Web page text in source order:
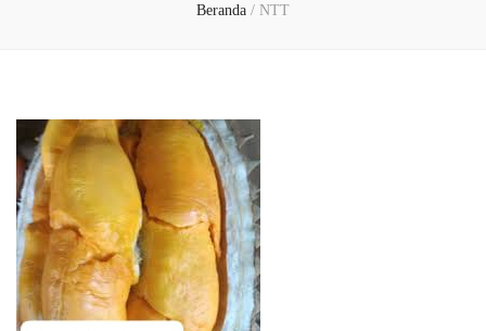
Beranda / NTT